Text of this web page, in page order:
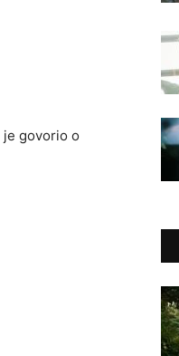
je govorio o